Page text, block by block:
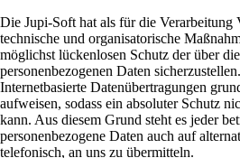
Die Jupi-Soft hat als für die Verarbeitung
technische und organisatorische
möglichst lückenlosen Schutz der über
personenbezogenen Daten
Internetbasierte Datenübertragungen
aufweisen, sodass ein absoluter Schutz
kann. Aus diesem Grund steht es jeder
personenbezogene Daten auch auf
telefonisch, an uns zu übermitteln.